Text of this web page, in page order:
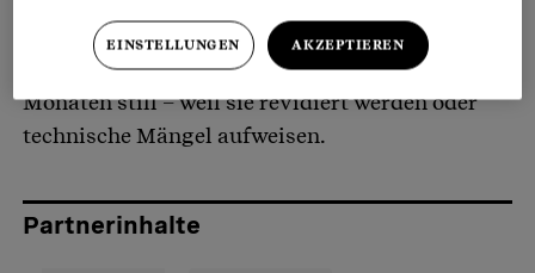
der erhofften Importe nach Frankreich fliessen,
denn dort steht über die Hälfte der 56 AKWs seit
Monaten still – weil sie revidiert werden oder
technische Mängel aufweisen.
Partnerinhalte
EINSTELLUNGEN AKZEPTIEREN